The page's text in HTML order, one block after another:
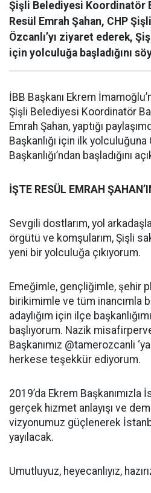
Şişli Belediyesi Koordinatör
Resül Emrah Şahan, CHP
Özcanlı’yı ziyaret ederek,
için yolculuğa başladığını
İBB Başkanı Ekrem
Şişli Belediyesi Koordinatör
Emrah Şahan, yaptığı
Başkanlığı için ilk yolculuğuna
Başkanlığı’ndan başladığını
İŞTE RESÜL EMRAH
Sevgili dostlarım, yol
örgütü ve komşularım, Şişli
yeni bir yolculuğa çıkıyorum.
Emeğimle, gençliğimle, şehir
birikimimle ve tüm inancımla
adaylığım için ilçe
başlıyorum. Nazik
Başkanımız @tamerozcanli
herkese teşekkür ediyorum.
2019’da Ekrem Başkanımızla
gerçek hizmet anlayışı ve
vizyonumuz güçlenerek
yayılacak.
Umutluyuz, heyecanlıyız,